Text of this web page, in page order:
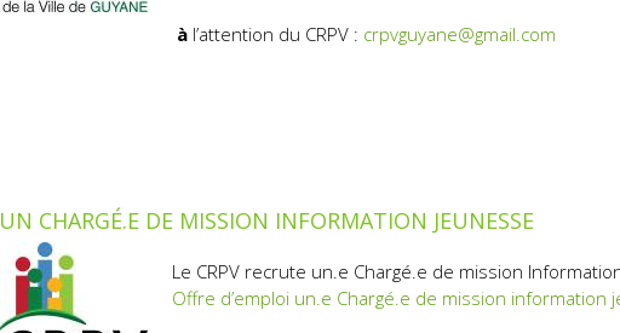
à l’attention du CRPV : crpvguyane@gmail.com
UN CHARGÉ.E DE MISSION INFORMATION JEUNESSE
Le CRPV recrute un.e Chargé.e de mission
Offre d’emploi un.e Chargé.e de mission information